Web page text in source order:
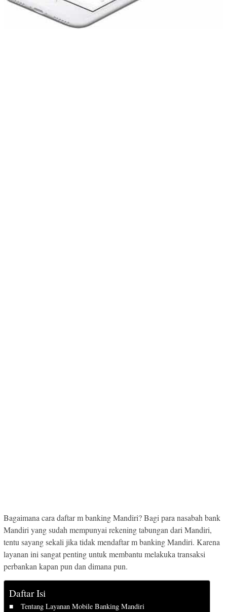
Bagaimana cara daftar m banking Mandiri? Bagi para nasabah bank
Mandiri yang sudah mempunyai rekening tabungan dari Mandiri,
tentu sayang sekali jika tidak mendaftar m banking Mandiri. Karena
layanan ini sangat penting untuk membantu melakuka transaksi
perbankan kapan pun dan dimana pun.
Daftar Isi
Tentang Layanan Mobile Banking Mandiri